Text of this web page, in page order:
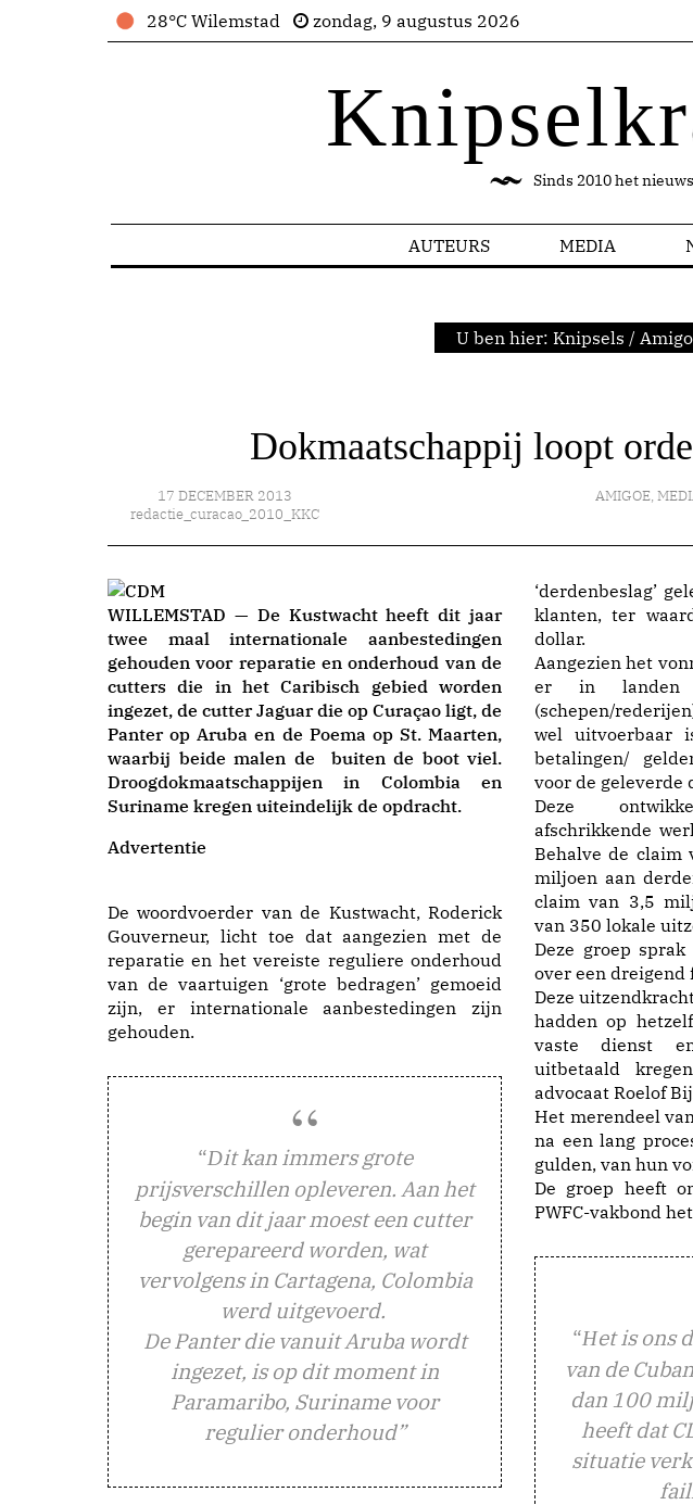
28°C Wilemstad zondag, 9 augustus 2026
Sinds 2010 het
AUTEURS MEDIA
U ben hier: Knipsels /
Dokmaatschappij loopt
17 DECEMBER 2013
redactie_curacao_2010_KKC
AMIGOE,
WILLEMSTAD — De Kustwacht heeft dit jaar
twee maal internationale aanbestedingen
gehouden voor reparatie en onderhoud van de
cutters die in het Caribisch gebied worden
ingezet, de cutter Jaguar die op Curaçao ligt, de
Panter op Aruba en de Poema op St. Maarten,
waarbij beide malen de buiten de boot viel.
Droogdokmaatschappijen in Colombia en
Suriname kregen uiteindelijk de opdracht.
Advertentie
De woordvoerder van de Kustwacht, Roderick
Gouverneur, licht toe dat aangezien met de
reparatie en het vereiste reguliere onderhoud
van de vaartuigen ‘grote bedragen’ gemoeid
zijn, er internationale aanbestedingen zijn
gehouden.
“Dit kan immers grote
prijsverschillen opleveren. Aan het
begin van dit jaar moest een cutter
gerepareerd worden, wat
vervolgens in Cartagena, Colombia
werd uitgevoerd.
De Panter die vanuit Aruba wordt
ingezet, is op dit moment in
Paramaribo, Suriname voor
regulier onderhoud”
‘derdenbeslag’
klanten, ter
dollar.
Aangezien het
er in landen
(schepen/
wel uitvoerbaar
betalingen/
voor de geleverde
Deze
afschrikkende
Behalve de claim
miljoen aan
claim van 3,5
van 350 lokale
Deze groep
over een dreigend
Deze
hadden op
vaste dienst
uitbetaald
advocaat Roelof
Het merendeel
na een lang
gulden, van hun
De groep heeft
PWFC-vakbond
“Het is ons
van de
dan 100
heeft dat
situatie